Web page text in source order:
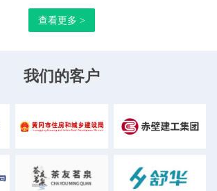
查看更多 >
我们的客户